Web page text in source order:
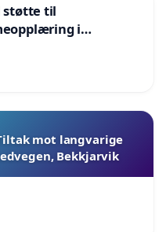
støtte til
i
mot langvarige
Bekkjarvik